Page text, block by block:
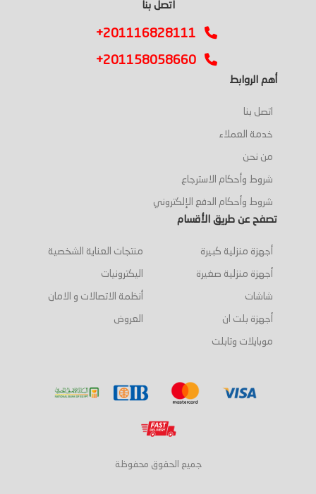
اتصل بنا
+201116828111
+201158058660
أهم الروابط
اتصل بنا
خدمة العملاء
من نحن
شروط وأحكام الاسترجاع
شروط وأحكام الدفع الإلكتروني
تصفح عن طريق الأقسام
أجهزة منزلية كبيرة
أجهزة منزلية صغيرة
شاشات
أجهزة بلت ان
موبايلات وتابلت
منتجات العناية الشخصية
اليكترونيات
أنظمة الاتصالات و الامان
العروض
جميع الحقوق محفوظة